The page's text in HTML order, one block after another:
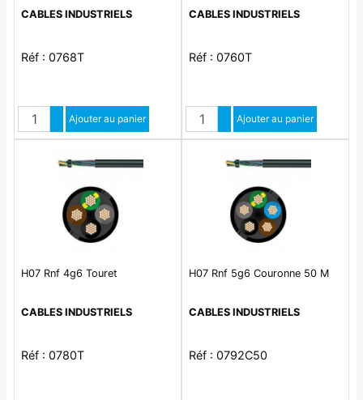
CABLES INDUSTRIELS
Réf : 0768T
QuantitéAugmenter quantité
Diminuer quantité
Ajouter au panier
CABLES INDUSTRIELS
Réf : 0760T
QuantitéAugmenter quantité
Diminuer quantité
Ajouter au panier
H07 Rnf 4g6 Touret
CABLES INDUSTRIELS
Réf : 0780T
H07 Rnf 5g6 Couronne 50 M
CABLES INDUSTRIELS
Réf : 0792C50